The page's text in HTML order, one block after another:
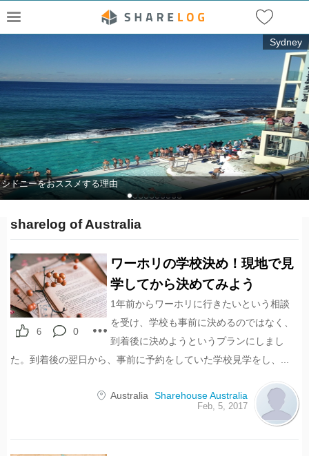
Sydney
シドニーをおススメする理由
sharelog of Australia
0
6
ワーホリの学校決め！現地で見
学してから決めてみよう
1年前からワーホリに行きたいという相談
を受け、学校も事前に決めるのではなく、
到着後に決めようというプランにしまし
た。到着後の翌日から、事前に予約をしていた学校見学をし、...
Australia Sharehouse Australia
Feb, 5, 2017